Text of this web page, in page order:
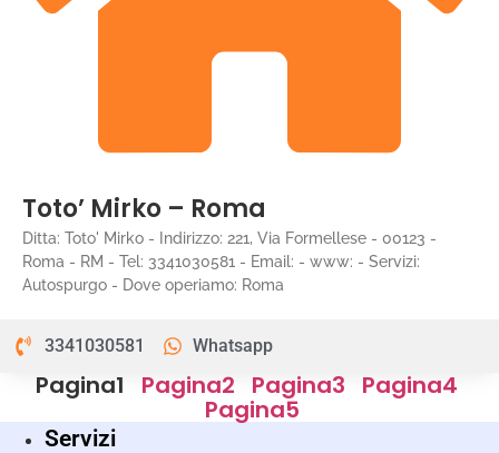
Toto’ Mirko – Roma
Ditta: Toto' Mirko - Indirizzo: 221, Via Formellese - 00123 -
Roma - RM - Tel: 3341030581 - Email: - www: - Servizi:
Autospurgo - Dove operiamo: Roma
3341030581 Whatsapp
Pagina1 Pagina2 Pagina3 Pagina4
Pagina5
Servizi